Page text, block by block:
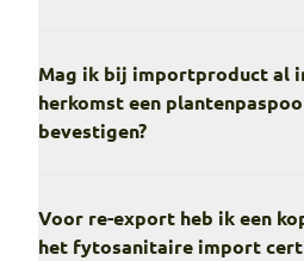
Mag ik bij importproduct al
herkomst een
bevestigen?
Voor re-export heb ik een
het fytosanitaire import